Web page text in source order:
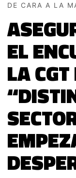
DE CARA A LA
EL
LA